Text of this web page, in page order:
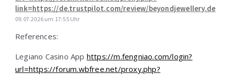
link=https://de.trustpilot.com/review/beyondjewellery.de
09.07.2026 um 17:55 Uhr
References:
Legiano Casino App https://m.fengniao.com/login?
url=https://forum.wbfree.net/proxy.php?